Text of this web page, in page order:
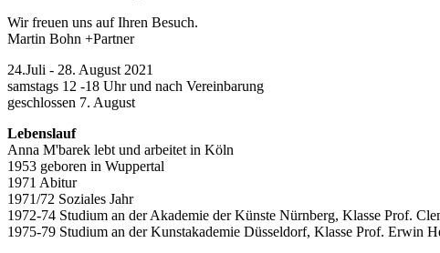
Wir freuen uns auf Ihren Besuch.
Martin Bohn +Partner
24.Juli - 28. August 2021
samstags 12 -18 Uhr und nach Vereinbarung
geschlossen 7. August
Lebenslauf
Anna M'barek lebt und arbeitet in Köln
1953 geboren in Wuppertal
1971 Abitur
1971/72 Soziales Jahr
1972-74 Studium an der Akademie der Künste Nürnberg, Klasse Prof.
1975-79 Studium an der Kunstakademie Düsseldorf, Klasse Prof. Erwin